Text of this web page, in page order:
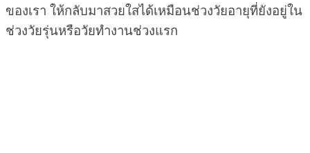
ของเรา ให้กลับมาสวยใสได้เหมือนช่วงวัยอายุที่ยังอยู่ใน
ช่วงวัยรุ่นหรือวัยทำงานช่วงแรก